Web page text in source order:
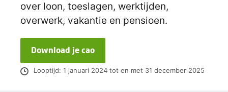
over loon, toeslagen, werktijden,
overwerk, vakantie en pensioen.
Download je cao
Looptijd: 1 januari 2024 tot en met 31 december 2025